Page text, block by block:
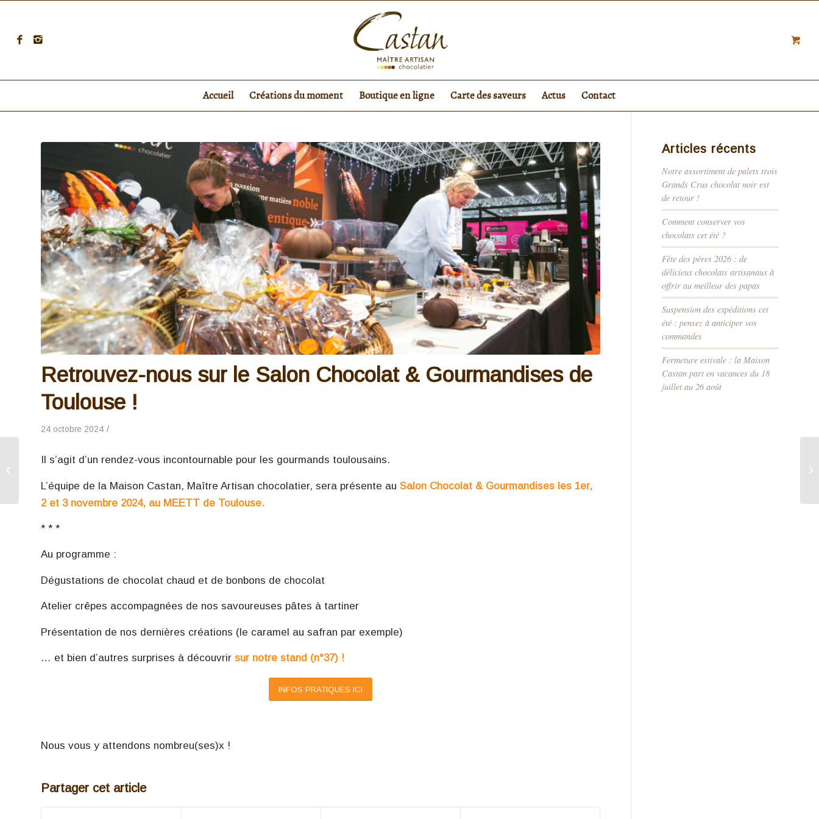
Accueil Créations du moment Boutique en ligne Carte des saveurs Actus Contact
Retrouvez-nous sur le Salon Chocolat & Gourmandises de
Toulouse !
24 octobre 2024 /
Il s’agit d’un rendez-vous incontournable pour les gourmands toulousains.
L’équipe de la Maison Castan, Maître Artisan chocolatier, sera présente au Salon Chocolat & Gourmandises les 1er,
2 et 3 novembre 2024, au MEETT de Toulouse.
* * *
Au programme :
Dégustations de chocolat chaud et de bonbons de chocolat
Atelier crêpes accompagnées de nos savoureuses pâtes à tartiner
Présentation de nos dernières créations (le caramel au safran par exemple)
… et bien d’autres surprises à découvrir sur notre stand (n°37) !
INFOS PRATIQUES ICI
Nous vous y attendons nombreu(ses)x !
Partager cet article
Articles récents
Notre assortiment de palets trois
Grands Crus chocolat noir est
de retour !
Comment conserver vos
chocolats cet été ?
Fête des pères 2026 : de
délicieux chocolats artisanaux à
offrir au meilleur des papas
Suspension des expéditions cet
été : pensez à anticiper vos
commandes
Fermeture estivale : la Maison
Castan part en vacances du 18
juillet au 26 août
: notre prochain
(du 11 au 13 octobre...